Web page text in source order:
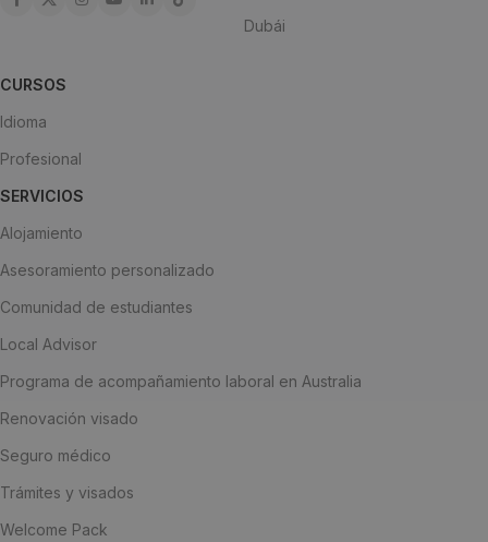
Dubái
CURSOS
Idioma
Profesional
SERVICIOS
Alojamiento
Asesoramiento personalizado
Comunidad de estudiantes
Local Advisor
Programa de acompañamiento laboral en Australia
Renovación visado
Seguro médico
Trámites y visados
Welcome Pack